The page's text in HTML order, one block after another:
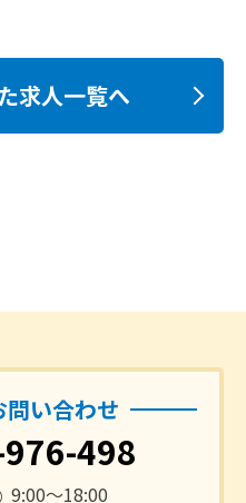
求人一覧へ
い合わせ
498
9:00〜18:00